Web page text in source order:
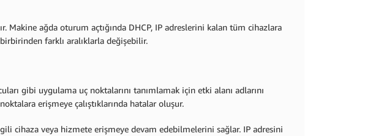
Makine ağda oturum açtığında DHCP, IP adreslerini kalan tüm cihazlara
farklı aralıklarla değişebilir.
gibi uygulama uç noktalarını tanımlamak için etki alanı adlarını
erişmeye çalıştıklarında hatalar oluşur.
cihaza veya hizmete erişmeye devam edebilmelerini sağlar. IP adresini